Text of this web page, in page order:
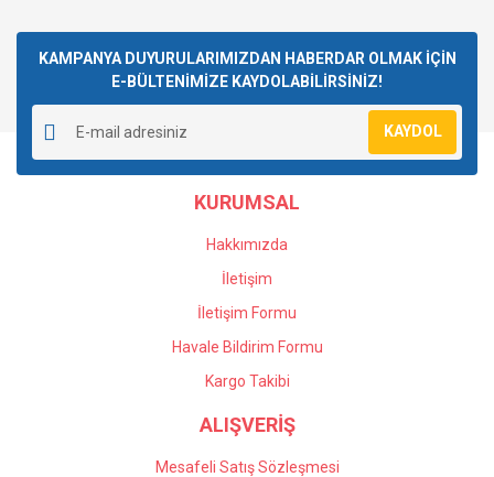
Yorum Yaz
kullanarak tarafımıza iletebilirsiniz.
Görüş ve önerileriniz için teşekkür ederiz.
Ürün resmi kalitesiz, bozuk veya görüntülenemiyor.
Ürün açıklamasında eksik bilgiler bulunuyor.
Ürün bilgilerinde hatalar bulunuyor.
Ürün fiyatı diğer sitelerden daha pahalı.
Gönder
KAMPANYA DUYURULARIMIZDAN HABERDAR OLMAK İÇİN
E-BÜLTENİMİZE KAYDOLABİLİRSİNİZ!
KAYDOL
KURUMSAL
Hakkımızda
İletişim
İletişim Formu
Havale Bildirim Formu
Kargo Takibi
ALIŞVERİŞ
Mesafeli Satış Sözleşmesi